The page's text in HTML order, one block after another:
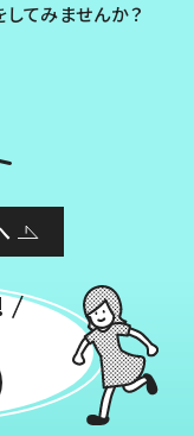
てみませんか？